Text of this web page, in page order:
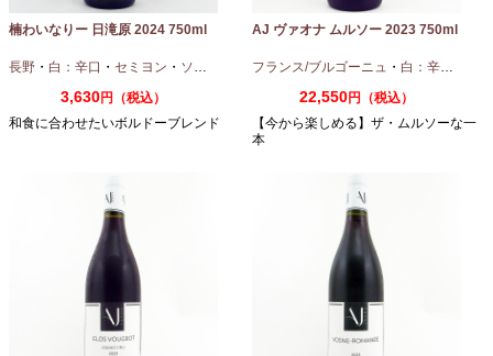
楠わいなりー 日滝原 2024 750ml
長野 ・ 白：辛口 ・ セミヨン ・ ソーヴィニオンブラン
3,630円（税込）
和食に合わせたいボルドーブレンド
AJ ヴァオナ ムルソー 2023 750ml
フランス/ブルゴーニュ ・ 白：辛口
22,550円（税込）
【今から楽しめる】ザ・ムルソーな一
本